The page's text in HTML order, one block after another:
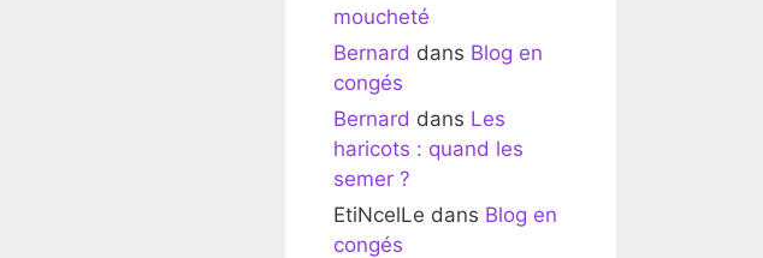
moucheté
Bernard dans Blog en
congés
Bernard dans Les
haricots : quand les
semer ?
EtiNcelLe dans Blog en
congés